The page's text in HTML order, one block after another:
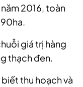
2016, toàn
giá trị hàng
thạch đen.
thu hoạch và